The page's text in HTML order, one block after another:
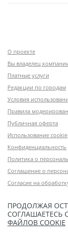
О проекте
Вы владелец
Платные услуги
Редакции по городам
Условия
Правила
Публичная оферта
Использование cookie
Конфиденциальность
Политика о
Соглашение о
Согласие на
ПРОДОЛЖАЯ
СОГЛАШАЕТЕСЬ
ФАЙЛОВ COOKIE